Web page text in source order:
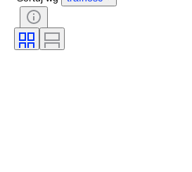
Tematyka
Podpis
Mechanizm zegarka